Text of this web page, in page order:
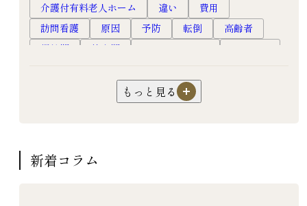
介護付有料老人ホーム
違い
費用
訪問看護
原因 予防 転倒
高齢者
慢性期
終末期
超高齢社会 健康長寿
機能訓練
老人ホーム
もっと見る
新着コラム